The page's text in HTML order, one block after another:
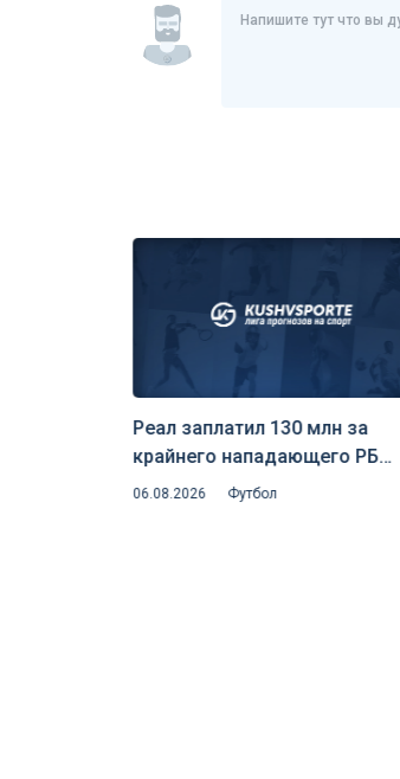
Реал заплатил 130 млн за
крайнего нападающего РБ
Лейпциг — клуб едко пошутил
06.08.2026 Футбол